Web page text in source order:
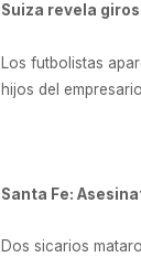
Suiza revela
Los futbolistas
hijos del
Santa Fe:
Dos sicarios